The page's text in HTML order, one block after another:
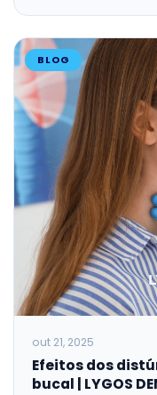
BLOG
out 21, 2025
Efeitos dos
bucal | LYGOS